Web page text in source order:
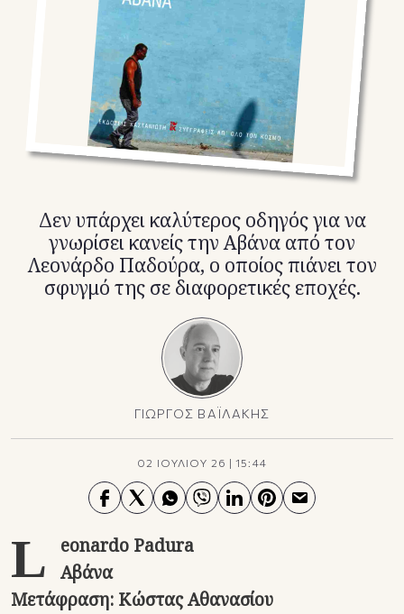
X(Twitter)
Δεν υπάρχει καλύτερος οδηγός για να
γνωρίσει κανείς την Αβάνα από τον
Λεονάρδο Παδούρα, ο οποίος πιάνει τον
σφυγμό της σε διαφορετικές εποχές.
ΓΙΩΡΓΟΣ ΒΑΪΛΑΚΗΣ
02 ΙΟΥΛΙΟΥ 26 |15:44
L
eonardo Padura
Αβάνα
Μετάφραση: Κώστας Αθανασίου